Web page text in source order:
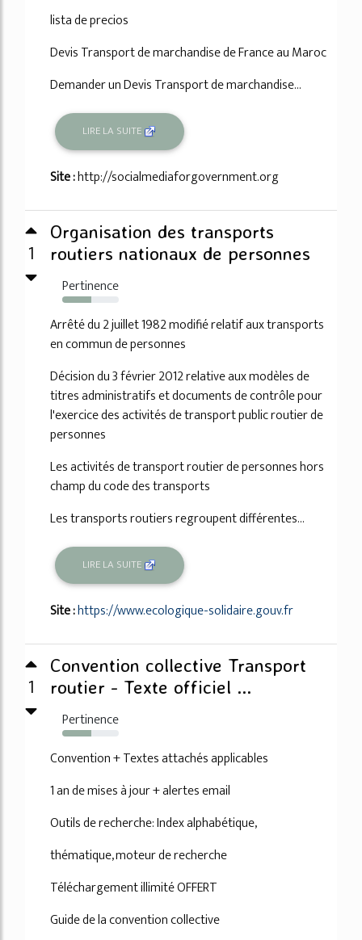
lista de precios
Devis Transport de marchandise de France au Maroc
Demander un Devis Transport de marchandise...
LIRE LA SUITE
Site :http://socialmediaforgovernment.org
1
Organisation des transports
routiers nationaux de personnes
Pertinence
52%
Arrêté du 2 juillet 1982 modifié relatif aux transports
en commun de personnes
Décision du 3 février 2012 relative aux modèles de
titres administratifs et documents de contrôle pour
l'exercice des activités de transport public routier de
personnes
Les activités de transport routier de personnes hors
champ du code des transports
Les transports routiers regroupent différentes...
LIRE LA SUITE
Site :https://www.ecologique-solidaire.gouv.fr
1
Convention collective Transport
routier - Texte officiel ...
Pertinence
51%
Convention + Textes attachés applicables
1 an de mises à jour + alertes email
Outils de recherche: Index alphabétique,
thématique, moteur de recherche
Téléchargement illimité OFFERT
Guide de la convention collective